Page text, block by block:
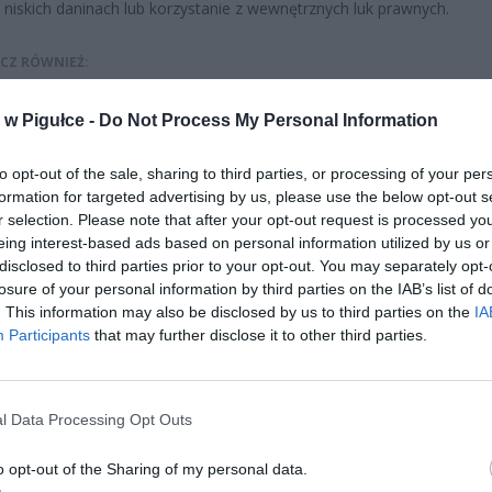
Pigułce - Do Not Process My Personal Information
opt-out of the sale, sharing to third parties, or processing of your
for targeted advertising by us, please use the below opt-out
selection. Please note that after your opt-out request is processed
interest-based ads based on personal information utilized by us
to third parties prior to your opt-out. You may separately
of your personal information by third parties on the IAB’s list of
This information may also be disclosed by us to third parties on the
Participants that may further disclose it to other third parties.
Data Processing Opt Outs
opt-out of the Sharing of my personal data.
daninach lub korzystanie z wewnętrznych luk prawnych.
RÓWNIEŻ:
dla milionów polskich rodzin. ZUS wypłacił już 173 mln
wciąż można składać
2026 12:56
ad